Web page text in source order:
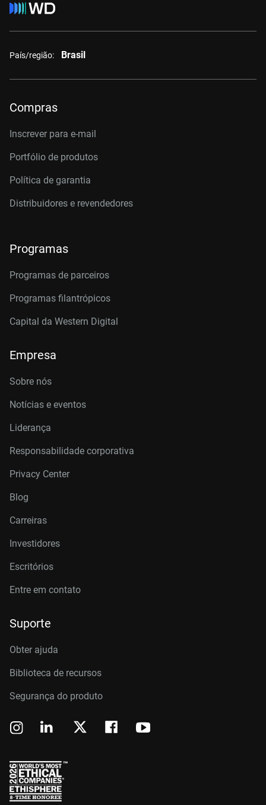
País/região: Brasil
Compras
Inscrever para e-mail
Portfólio de produtos
Política de garantia
Distribuidores e revendedores
Programas
Programas de parceiros
Programas filantrópicos
Capital da Western Digital
Empresa
Sobre nós
Notícias e eventos
Liderança
Responsabilidade corporativa
Privacy Center
Blog
Carreiras
Investidores
Escritórios
Entre em contato
Suporte
Obter ajuda
Biblioteca de recursos
Segurança do produto